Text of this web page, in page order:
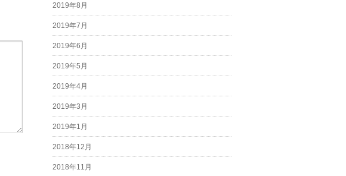
2019年8月
2019年7月
2019年6月
2019年5月
2019年4月
2019年3月
2019年1月
2018年12月
2018年11月